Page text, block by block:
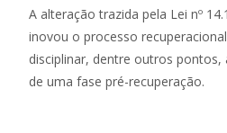
A alteração trazida pela Lei nº
inovou o processo
disciplinar, dentre outros pontos,
de uma fase pré-recuperação.